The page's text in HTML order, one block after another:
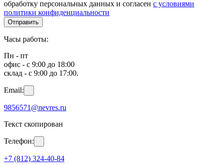
обработку персональных данных и согласен с условиями
политики конфиденциальности
Отправить
Часы работы:
Пн - пт
офис - с 9:00 до 18:00
склад - с 9:00 до 17:00.
Email:
9856571@nevres.ru
Текст скопирован
Телефон:
+7 (812) 324-40-84